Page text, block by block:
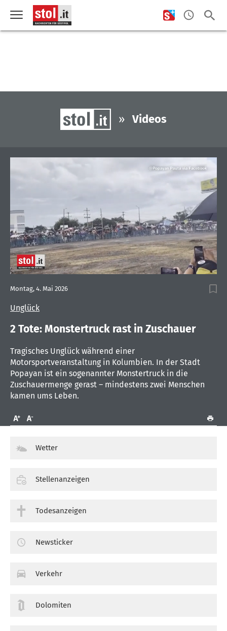
» Videos
seconds
of
seconds
Unglück
Montag, 4. Mai 2026
2 Tote: Monstertruck rast in Zuschauer
Tragisches Unglück während einer
Motorsportveranstaltung in Kolumbien. In der Stadt
Popayan ist ein sogenannter Monstertruck in die
Zuschauermenge gerast – mindestens zwei Menschen
kamen ums Leben.
Wetter
Stellenanzeigen
Todesanzeigen
Newsticker
Verkehr
Dolomiten